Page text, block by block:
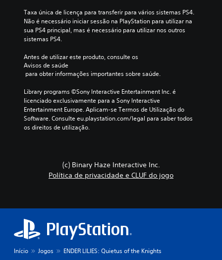
Taxa única de licença para transferir para vários sistemas PS4.
Não é necessário iniciar sessão na PlayStation para utilizar na
sua PS4 principal, mas é necessário para utilizar nos outros
sistemas PS4.
Antes de utilizar este produto, consulte os
Avisos de saúde
para obter informações importantes sobre saúde.
Library programs ©Sony Interactive Entertainment Inc. é
licenciado exclusivamente para a Sony Interactive
Entertainment Europe. Aplicam-se Termos de Utilização do
Software. Consulte eu.playstation.com/legal para saber todos
os direitos de utilização.
(c) Binary Haze Interactive Inc.
Política de privacidade e CLUF do jogo
Início Jogos ENDER LILIES: Quietus of the Knights